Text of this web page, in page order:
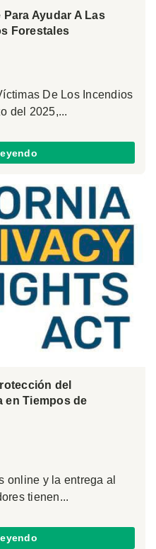
Ayudar A Las
Forestales
De Los Incendios
del 2025,...
del
en Tiempos de
online y la entrega al
tienen...